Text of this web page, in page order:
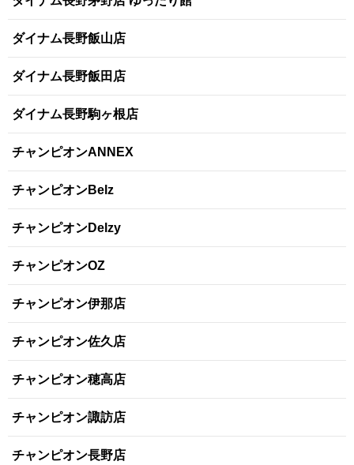
ダイナム長野飯山店
ダイナム長野飯田店
ダイナム長野駒ヶ根店
チャンピオンANNEX
チャンピオンBelz
チャンピオンDelzy
チャンピオンOZ
チャンピオン伊那店
チャンピオン佐久店
チャンピオン穂高店
チャンピオン諏訪店
チャンピオン長野店